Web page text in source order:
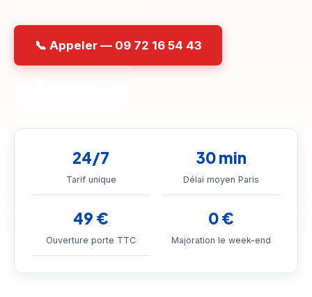
📞 Appeler — 09 72 16 54 43
24/7
Tarif unique
30 min
Délai moyen Paris
49 €
Ouverture porte TTC
0 €
Majoration le week-end